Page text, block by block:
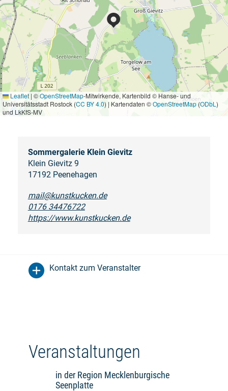
Leaflet | ©OpenStreetMap-Mitwirkende, Kartenbild © Hanse- und
Universitätsstadt Rostock (CC BY 4.0) | Kartendaten ©OpenStreetMap(ODbL )
und LkKfS-MV
Sommergalerie Klein Gievitz
Klein Gievitz 9
17192 Peenehagen
mail@kunstkucken.de
0176 34476722
https://www.kunstkucken.de
Kontakt zum Veranstalter
Veranstaltungen
in der Region Mecklenburgische
Seenplatte